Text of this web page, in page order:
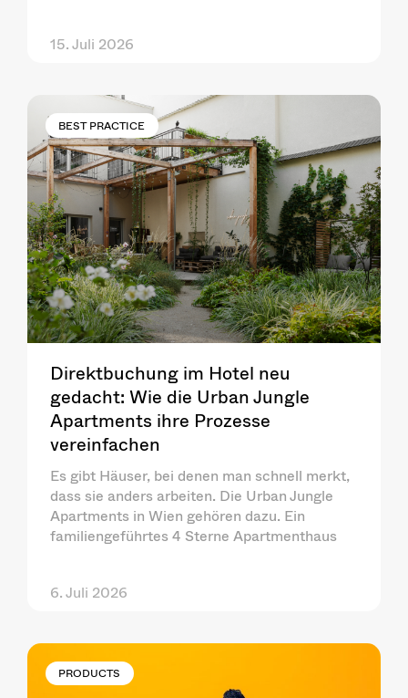
15. Juli 2026
BEST PRACTICE
Direktbuchung im Hotel neu
gedacht: Wie die Urban Jungle
Apartments ihre Prozesse
vereinfachen
Es gibt Häuser, bei denen man schnell merkt,
dass sie anders arbeiten. Die Urban Jungle
Apartments in Wien gehören dazu. Ein
familiengeführtes 4 Sterne Apartmenthaus
6. Juli 2026
PRODUCTS